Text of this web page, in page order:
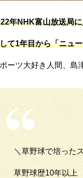
年NHK富山放送局
て1年目から「ニュ
ーツ大好き人間、島
＼草野球で培った
草野球歴10年以上